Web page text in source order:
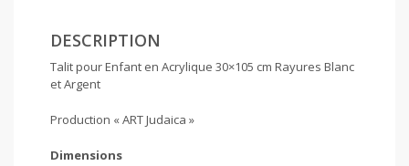
DESCRIPTION
Talit pour Enfant en Acrylique 30×105 cm Rayures Blanc
et Argent
Production « ART Judaica »
Dimensions